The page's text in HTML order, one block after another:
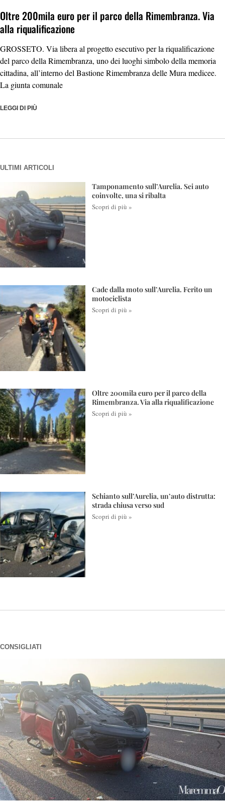
Oltre 200mila euro per il parco della Rimembranza. Via
alla riqualificazione
GROSSETO. Via libera al progetto esecutivo per la riqualificazione
del parco della Rimembranza, uno dei luoghi simbolo della memoria
cittadina, all’interno del Bastione Rimembranza delle Mura medicee.
La giunta comunale
LEGGI DI PIÙ
ULTIMI ARTICOLI
Tamponamento sull’Aurelia. Sei auto
coinvolte, una si ribalta
Scopri di più »
Cade dalla moto sull’Aurelia. Ferito un
motociclista
Scopri di più »
Oltre 200mila euro per il parco della
Rimembranza. Via alla riqualificazione
Scopri di più »
Schianto sull’Aurelia, un’auto distrutta:
strada chiusa verso sud
Scopri di più »
CONSIGLIATI